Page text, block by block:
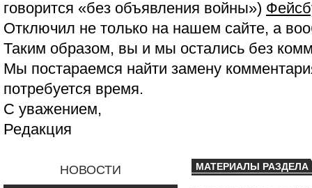
говорится «без объявления войны»)
Отключил не только на нашем сайте, а
Таким образом, вы и мы остались без
Мы постараемся найти замену
потребуется время.
С уважением,
Редакция
НОВОСТИ МАТЕРИАЛЫ РАЗДЕЛА